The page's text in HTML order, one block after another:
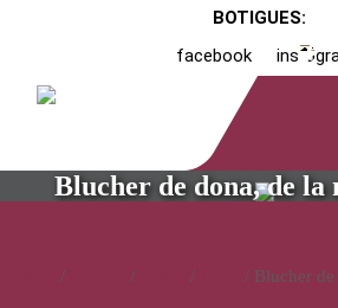
BOTIGUES:
facebook
Blucher de dona, de la
/ / / / Blucher de